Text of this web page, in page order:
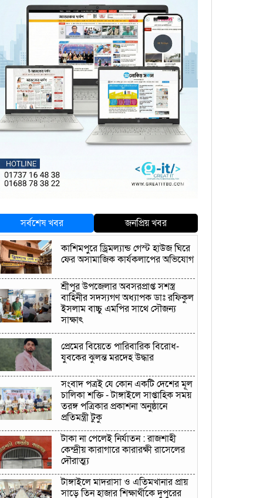
সর্বশেষ খবর
জনপ্রিয় খবর
কাশিমপুরে ড্রিমল্যান্ড গেস্ট হাউজ ঘিরে
ফের অসামাজিক কার্যকলাপের অভিযোগ
শ্রীপুর উপজেলার অবসরপ্রাপ্ত সশস্ত্র
বাহিনীর সদস্যগণ অধ্যাপক ডাঃ রফিকুল
ইসলাম বাচ্চু এমপির সাথে সৌজন্য
সাক্ষাৎ
প্রেমের বিয়েতে পারিবারিক বিরোধ-
যুবকের ঝুলন্ত মরদেহ উদ্ধার
সংবাদ পত্রই যে কোন একটি দেশের মূল
চালিকা শক্তি - টাঙ্গাইলে সাপ্তাহিক সময়
তরঙ্গ পত্রিকার প্রকাশনা অনুষ্ঠানে
প্রতিমন্ত্রী টুকু
টাকা না পেলেই নির্যাতন : রাজশাহী
কেন্দ্রীয় কারাগারে কারারক্ষী রাসেলের
দৌরাত্ম্য
টাঙ্গাইলে মাদরাসা ও এতিমখানার প্রায়
সাড়ে তিন হাজার শিক্ষার্থীকে দুপুরের